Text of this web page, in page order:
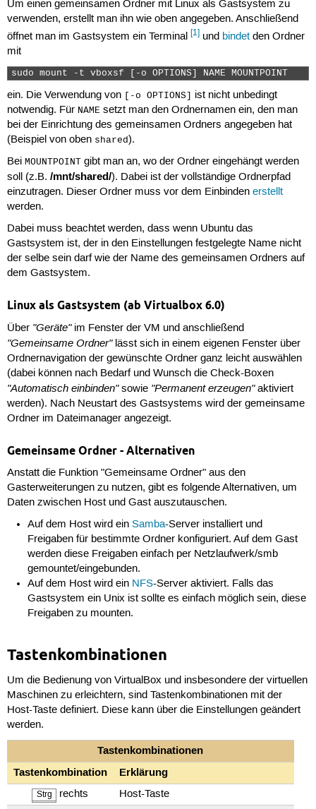
Um einen gemeinsamen Ordner mit Linux als Gastsystem zu
verwenden, erstellt man ihn wie oben angegeben. Anschließend
öffnet man im Gastsystem ein Terminal [1]und bindetden Ordner
mit
sudo mount -t vboxsf [-o OPTIONS] NAME MOUNTPOINT
ein. Die Verwendung von [-o OPTIONS]
ist nicht unbedingt
notwendig. Für NAMEsetzt man den Ordnernamen ein, den man
bei der Einrichtung des gemeinsamen Ordners angegeben hat
(Beispiel von oben shared).
Bei MOUNTPOINTgibt man an, wo der Ordner eingehängt werden
soll (z.B. /mnt/shared/). Dabei ist der vollständige Ordnerpfad
einzutragen. Dieser Ordner muss vor dem Einbinden erstellt
werden.
Dabei muss beachtet werden, dass wenn Ubuntu das
Gastsystem ist, der in den Einstellungen festgelegte Name nicht
der selbe sein darf wie der Name des gemeinsamen Ordners auf
dem Gastsystem.
Linux als Gastsystem (ab Virtualbox 6.0)
Über "Geräte"im Fenster der VM und anschließend
"Gemeinsame Ordner"lässt sich in einem eigenen Fenster über
Ordnernavigation der gewünschte Ordner ganz leicht auswählen
(dabei können nach Bedarf und Wunsch die Check-Boxen
"Automatisch einbinden"sowie "Permanent erzeugen"aktiviert
werden). Nach Neustart des Gastsystems wird der gemeinsame
Ordner im Dateimanager angezeigt.
Gemeinsame Ordner - Alternativen
Anstatt die Funktion "Gemeinsame Ordner" aus den
Gasterweiterungen zu nutzen, gibt es folgende Alternativen, um
Daten zwischen Host und Gast auszutauschen.
Auf dem Host wird einSamba-Server installiert und
Freigaben für bestimmte Ordner konfiguriert. Auf dem Gast
werden diese Freigaben einfach per Netzlaufwerk/smb
gemountet/eingebunden.
Auf dem Host wird ein NFS-Server aktiviert. Falls das
Gastsystem ein Unix ist sollte es einfach möglich sein, diese
Freigaben zu mounten.
Tastenkombinationen
Um die Bedienung von VirtualBox und insbesondere der virtuellen
Maschinen zu erleichtern, sind Tastenkombinationen mit der
Host-Taste definiert. Diese kann über die Einstellungen geändert
werden.
Tastenkombinationen
Tastenkombination
Erklärung
Strg rechts Host-Taste